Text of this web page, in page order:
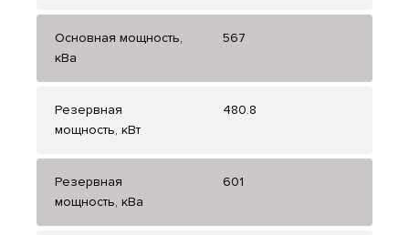
Основная мощность,
кВа
567
Резервная
мощность, кВт
480.8
Резервная
мощность, кВа
601